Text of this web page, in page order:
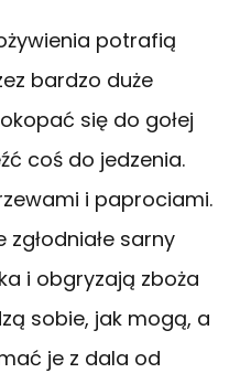
potrafią
bardzo duże
się do gołej
coś do jedzenia.
i paprociami.
zgłodniałe sarny
i obgryzają zboża
sobie, jak mogą, a
je z dala od